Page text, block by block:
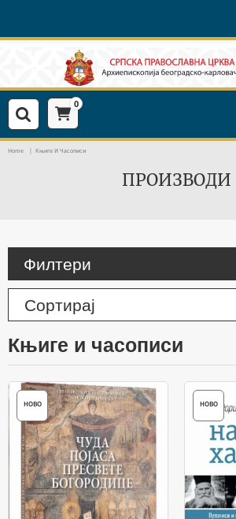
0
Home Књиге И Часописи
ПРОИЗВОДИ
Филтери
Сортирај
књиге и часописи
НОВО НОВО